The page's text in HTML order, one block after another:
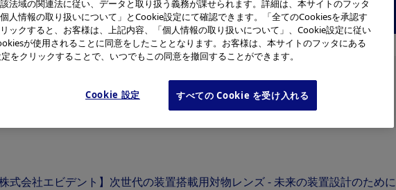
表示
株式会社エビデント】次世代の装置搭載用対物レンズ - 未来の装置設計のために
法域の関連法に従い、データと取り扱う義務が課せられます。詳細は、本サイトのフッタ
人情報の取り扱いについて」とCookie設定にて確認できます。「全てのCookiesを承認す
ックすると、お客様は、上記内容、「個人情報の取り扱いについて」、Cookie設定に従い
が使用されることに同意をしたこととなります。お客様は、本サイトのフッタにある
をクリックすることで、いつでもこの同意を撤回することができます。
Cookie 設定 すべての Cookie を受け入れる